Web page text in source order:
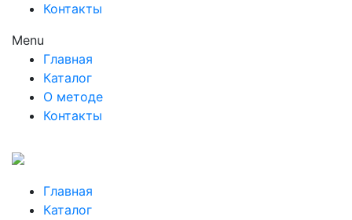
Контакты
Menu
Главная
Каталог
О методе
Контакты
Главная
Каталог